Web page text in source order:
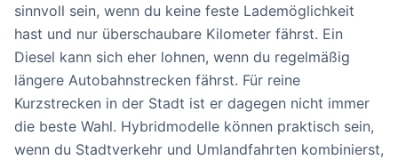
sinnvoll sein, wenn du keine feste Lademöglichkeit
hast und nur überschaubare Kilometer fährst. Ein
Diesel kann sich eher lohnen, wenn du regelmäßig
längere Autobahnstrecken fährst. Für reine
Kurzstrecken in der Stadt ist er dagegen nicht immer
die beste Wahl. Hybridmodelle können praktisch sein,
wenn du Stadtverkehr und Umlandfahrten kombinierst,